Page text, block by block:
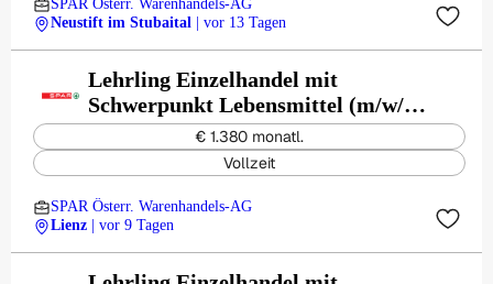
SPAR Österr. Warenhandels-AG
Neustift im Stubaital
| vor 13 Tagen
Lehrling Einzelhandel mit
Schwerpunkt Lebensmittel (m/w/d)
- Lienz Defreggerstraße
€ 1.380 monatl.
Vollzeit
SPAR Österr. Warenhandels-AG
Lienz
| vor 9 Tagen